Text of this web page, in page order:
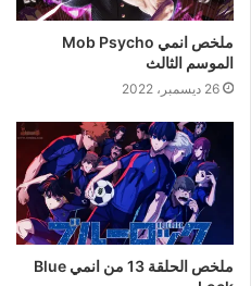
ملخص انمي Mob Psycho
الموسم الثالث
26 ديسمبر، 2022
ملخص الحلقة 13 من انمي Blue